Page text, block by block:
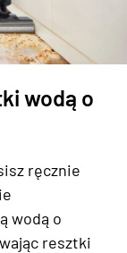
wodą o
ręcznie
wodą o
resztki